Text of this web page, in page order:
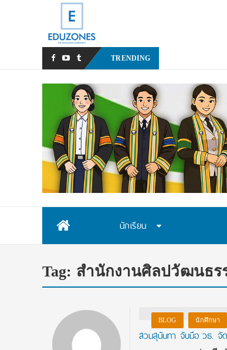
TRENDING
นักเรียน
Tag: สำนักงานศิลปวัฒนธร
BLOG นักศึกษา
สวนสุนันทา จับมือ วธ. จัด